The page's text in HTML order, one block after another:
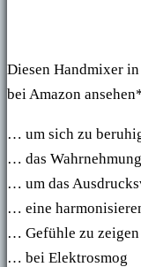
Diesen Handmixer
bei Amazon
… um sich zu
… das
… um das
… eine
… Gefühle zu zeigen
… bei Elektrosmog